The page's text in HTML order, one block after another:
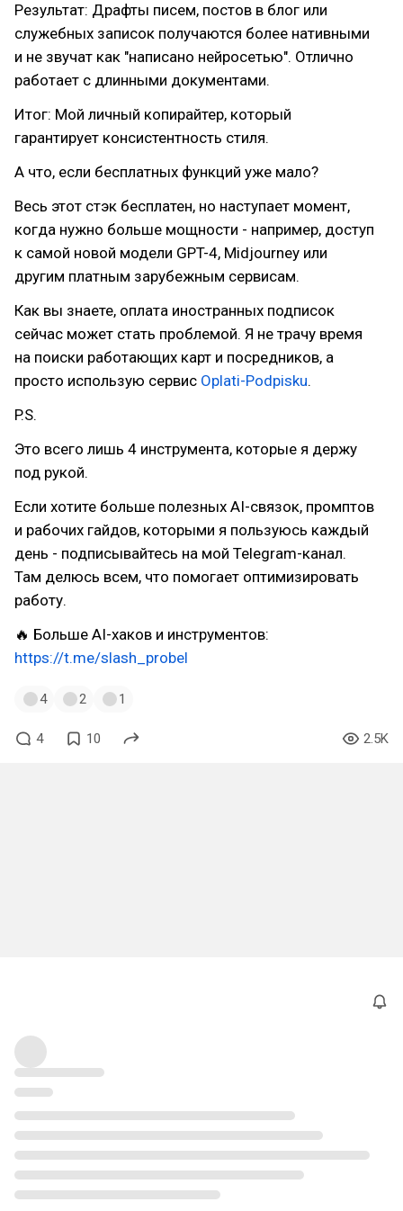
Результат: Драфты писем, постов в блог или
служебных записок получаются более нативными
и не звучат как "написано нейросетью". Отлично
работает с длинными документами.
Итог: Мой личный копирайтер, который
гарантирует консистентность стиля.
А что, если бесплатных функций уже мало?
Весь этот стэк бесплатен, но наступает момент,
когда нужно больше мощности - например, доступ
к самой новой модели GPT-4, Midjourney или
другим платным зарубежным сервисам.
Как вы знаете, оплата иностранных подписок
сейчас может стать проблемой. Я не трачу время
на поиски работающих карт и посредников, а
просто использую сервис Oplati-Podpisku.
P.S.
Это всего лишь 4 инструмента, которые я держу
под рукой.
Если хотите больше полезных AI-связок, промптов
и рабочих гайдов, которыми я пользуюсь каждый
день - подписывайтесь на мой Telegram-канал.
Там делюсь всем, что помогает оптимизировать
работу.
🔥 Больше AI-хаков и инструментов:
https://t.me/slash_probel
4 2 1
4 10 2.5K